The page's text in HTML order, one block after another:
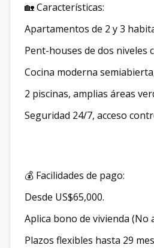
🏡 Características:
Apartamentos de 2 y 3
Pent-houses de dos niveles
Cocina moderna
2 piscinas, amplias áreas
Seguridad 24/7, acceso
💰 Facilidades de pago:
Desde US$65,000.
Aplica bono de vivienda (No
Plazos flexibles hasta 29